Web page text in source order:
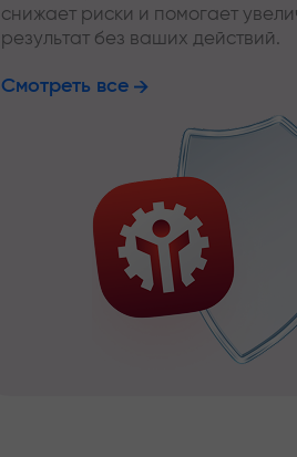
снижает риски и помогает
результат без ваших действий.
Смотреть все